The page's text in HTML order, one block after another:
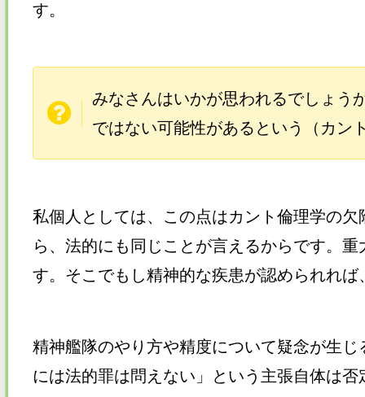
す。
みなさんはいかが思われるでしょう
ではない可能性があるという（カン
私個人としては、この点はカント倫理学の
ら、法的にも同じことが言えるからです。
す。そこでもし精神的な疾患が認められれ
精神艦隊のやり方や精度について疑念が生
には法的罪は問えない」という主張自体は